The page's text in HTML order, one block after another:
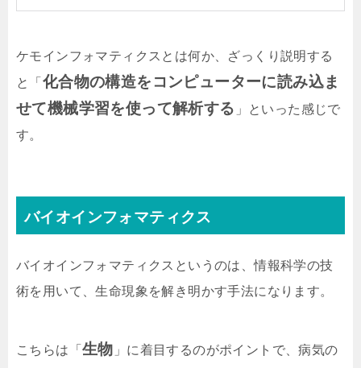
ケモインフォマティクスとは何か、ざっくり説明する
と「 化合物の構造をコンピューターに読み込ま
せて機械学習を使って解析する 」といった感じで
す。
バイオインフォマティクス
バイオインフォマティクスというのは、情報科学の技
術を用いて、生命現象を解き明かす手法になります。
こちらは「 生物 」に着目するのがポイントで、病気の